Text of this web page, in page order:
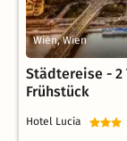
Wien, Wien
Städtereise - 2
Frühstück
Hotel Lucia